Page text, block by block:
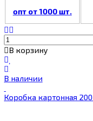
опт от 1000 шт.
В корзину
В наличии
Коробка картонная